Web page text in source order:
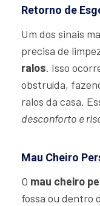
Retorno de
Um dos sinais
precisa de
ralos. Isso
obstruída,
ralos da casa.
desconforto e
Mau Cheiro
O mau cheiro
fossa ou dentro